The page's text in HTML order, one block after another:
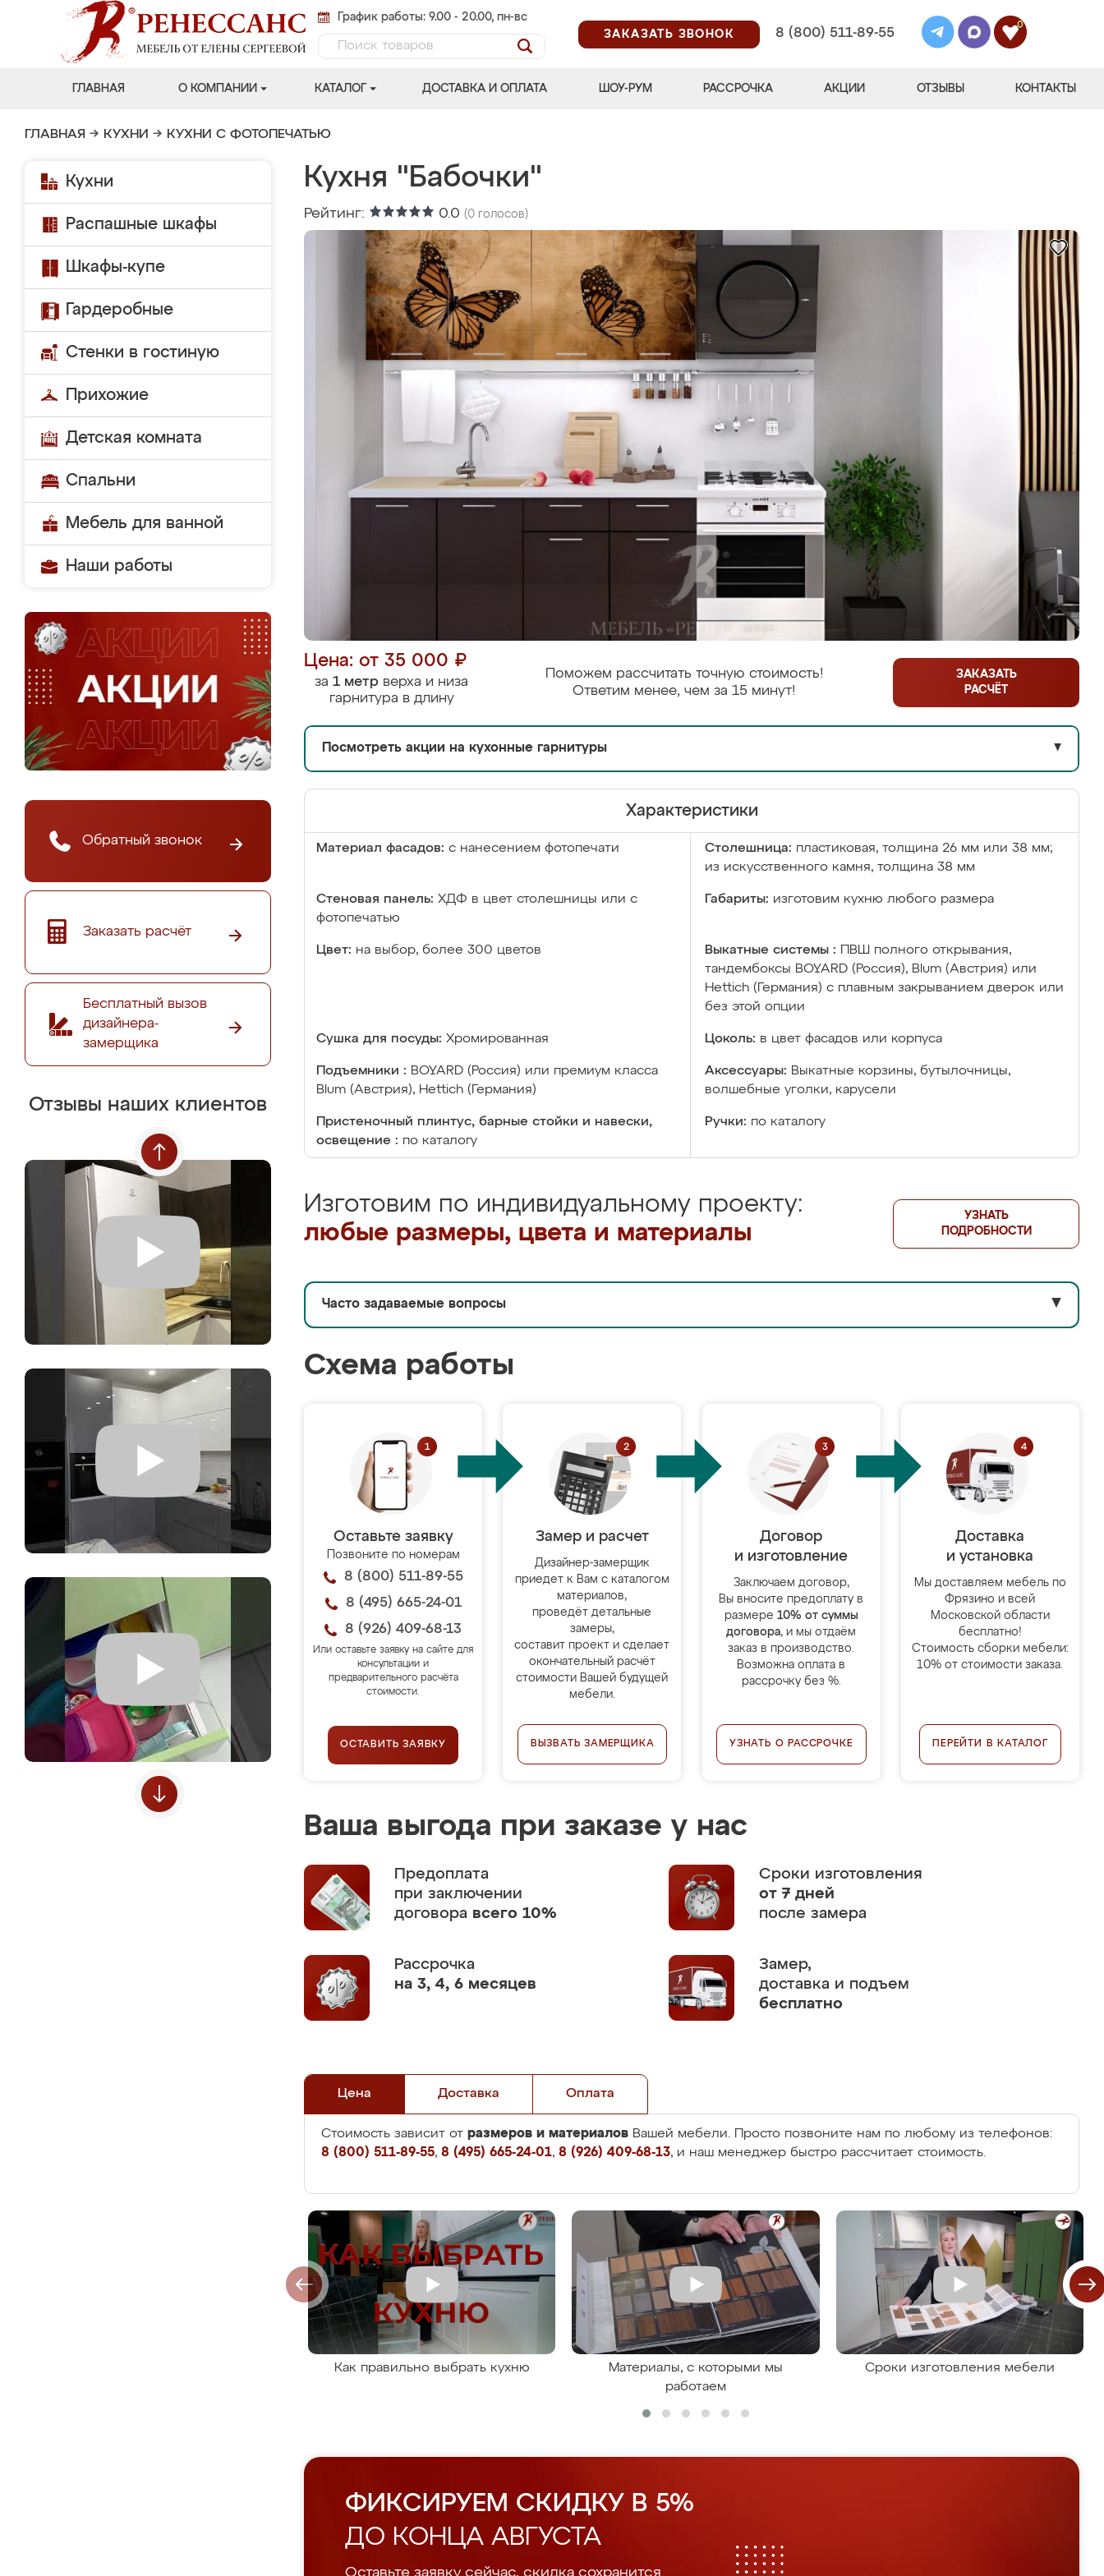
График работы: 9.00 - 20.00, пн-вс
ЗАКАЗАТЬ ЗВОНОК
8 (800) 511-89-55
0
ГЛАВНАЯ О КОМПАНИИ КАТАЛОГ ДОСТАВКА И ОПЛАТА ШОУ-РУМ РАССРОЧКА АКЦИИ ОТЗЫВЫ КОНТАКТЫ
ГЛАВНАЯ → КУХНИ → КУХНИ С ФОТОПЕЧАТЬЮ
Кухни
Распашные шкафы
Шкафы-купе
Гардеробные
Стенки в гостиную
Прихожие
Детская комната
Спальни
Мебель для ванной
Наши работы
Обратный звонок
Заказать расчёт
Бесплатный вызов
дизайнера-
замерщика
Отзывы наших клиентов
Кухня "Бабочки"
Рейтинг: 0.0 (0 голосов)
Цена: от 35 000 ₽
за 1 метр верха и низа
гарнитура в длину
Поможем рассчитать точную стоимость!
Ответим менее, чем за 15 минут!
ЗАКАЗАТЬ
РАСЧЁТ
Посмотреть акции на кухонные гарнитуры ▼
Характеристики
Материал фасадов: с нанесением фотопечати Столешница: пластиковая, толщина 26 мм или 38 мм;
из искусственного камня, толщина 38 мм
Стеновая панель: ХДФ в цвет столешницы или с
фотопечатью
Габариты: изготовим кухню любого размера
Цвет: на выбор, более 300 цветов Выкатные системы :
ПВШ полного открывания,
тандембоксы BOYARD (Россия), Blum (Австрия) или
Hettich (Германия) с плавным закрыванием дверок или
без этой опции
Сушка для посуды: Хромированная Цоколь: в цвет фасадов или корпуса
Подъемники : BOYARD (Россия) или премиум класса
Blum (Австрия), Hettich (Германия)
Аксессуары: Выкатные корзины, бутылочницы,
волшебные уголки, карусели
Пристеночный плинтус, барные стойки и навески,
освещение : по каталогу
Ручки: по каталогу
Изготовим по индивидуальному проекту:
любые размеры, цвета и материалы
УЗНАТЬ
ПОДРОБНОСТИ
Часто задаваемые вопросы ▼
Схема работы
Оставьте заявку
Позвоните по номерам
8 (800) 511-89-55
8 (495) 665-24-01
8 (926) 409-68-13
Или оставьте заявку на сайте для
консультации и
предварительного расчёта
стоимости.
ОСТАВИТЬ ЗАЯВКУ
Замер и расчет
Дизайнер-замерщик
приедет к Вам с каталогом
материалов,
проведёт детальные
замеры,
составит проект и сделает
окончательный расчёт
стоимости Вашей будущей
мебели.
ВЫЗВАТЬ ЗАМЕРЩИКА
Договор
и изготовление
Заключаем договор,
Вы вносите предоплату в
размере 10% от суммы
договора, и мы отдаём
заказ в производство.
Возможна оплата в
рассрочку без %.
УЗНАТЬ О РАССРОЧКЕ
Доставка
и установка
Мы доставляем мебель по
Фрязино и всей
Московской области
бесплатно!
Стоимость сборки мебели:
10% от стоимости заказа.
ПЕРЕЙТИ В КАТАЛОГ
Ваша выгода при заказе у нас
Предоплата
при заключении
договора всего 10%
Сроки изготовления
от 7 дней
после замера
Рассрочка
на 3, 4, 6 месяцев
Замер,
доставка и подъем
бесплатно
Цена Доставка Оплата
Стоимость зависит от размеров и материалов Вашей мебели. Просто позвоните нам по любому из телефонов:
8 (800) 511-89-55, 8 (495) 665-24-01, 8 (926) 409-68-13, и наш менеджер быстро рассчитает стоимость.
Как правильно выбрать кухню
Материалы, с которыми мы
работаем
Сроки изготовления мебели
ФИКСИРУЕМ СКИДКУ В 5%
ДО КОНЦА АВГУСТА
Оставьте заявку сейчас, скидка сохранится.